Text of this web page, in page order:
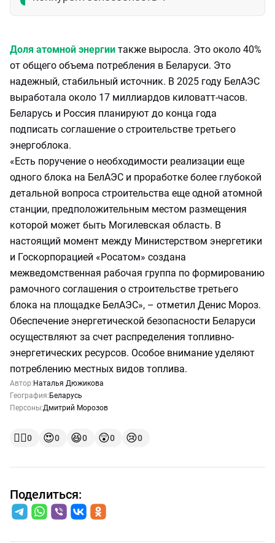
Доля атомной энергии также выросла. Это около 40%
от общего объема потребления в Беларуси. Это
надежный, стабильный источник. В 2025 году БелАЭС
выработала около 17 миллиардов киловатт-часов.
Беларусь и Россия планируют до конца года
подписать соглашение о строительстве третьего
энергоблока.
«Есть поручение о необходимости реализации еще
одного блока на БелАЭС и проработке более глубокой
детальной вопроса строительства еще одной атомной
станции, предположительным местом размещения
которой может быть Могилевская область. В
настоящий момент между Министерством энергетики
и Госкорпорацией «Росатом» создана
межведомственная рабочая группа по формированию
рамочного соглашения о строительстве третьего
блока на площадке БелАЭС», – отметил Денис Мороз.
Обеспечение энергетической безопасности Беларуси
осуществляют за счет распределения топливно-
энергетических ресурсов. Особое внимание уделяют
потреблению местных видов топлива.
Автор: Наталья Дюжикова
География: Беларусь
Персоны:Дмитрий Морозов
👍🏻0 😍0 😆0 😲0 😢0
Поделиться: